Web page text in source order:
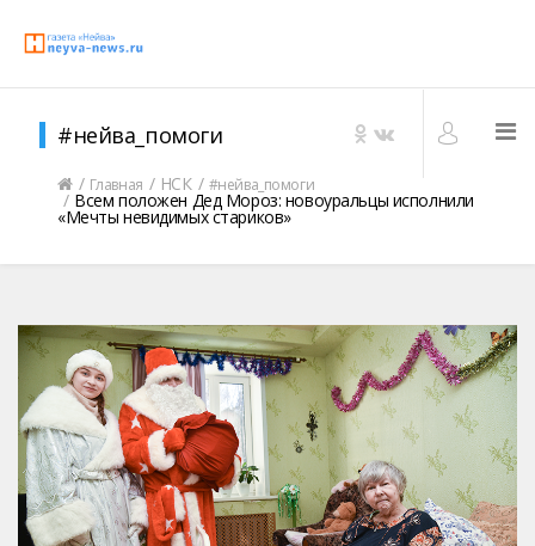
#нейва_помоги
Главная НСК #нейва_помоги
Всем положен Дед Мороз: новоуральцы исполнили
«Мечты невидимых стариков»